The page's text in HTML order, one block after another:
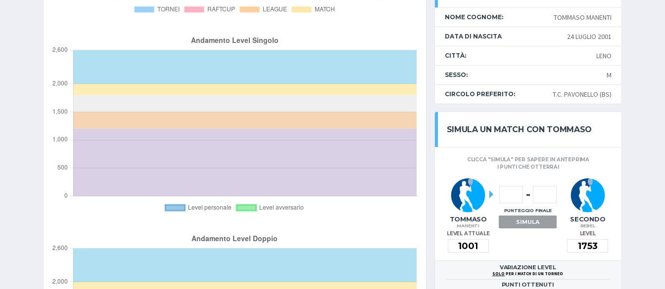
NOME COGNOME: TOMMASO MANENTI
DATA DI NASCITA 24 LUGLIO 2001
CITTÀ: LENO
SESSO: M
CIRCOLO PREFERITO: T.C. PAVONELLO (BS)
SIMULA UN MATCH CON TOMMASO
CLICCA "SIMULA" PER SAPERE IN ANTEPRIMA
I PUNTI CHE OTTERRAI
TOMMASO
MANENTI
LEVEL ATTUALE
-
PUNTEGGIO FINALE
SIMULA SECONDO
REBEL
LEVEL
VARIAZIONE LEVEL
SOLO PER I MATCH DI UN TORNEO
PUNTI OTTENUTI